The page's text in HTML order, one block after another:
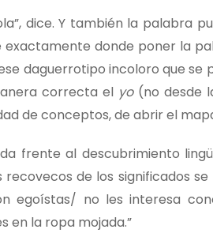
dice. Y también la palabra
exactamente donde poner la
daguerrotipo incoloro que
correcta el yo(no desde
de conceptos, de abrir el
frente al descubrimiento
de los significados
egoístas/ no les interesa
en la ropa mojada.”